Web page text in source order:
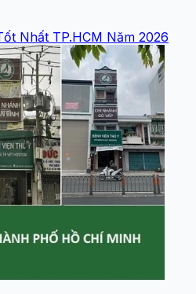
Nhất TP.HCM Năm 2026